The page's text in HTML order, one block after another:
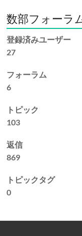
数部フォーラ
登録済みユーザー
27
フォーラム
6
トピック
103
返信
869
トピックタグ
0